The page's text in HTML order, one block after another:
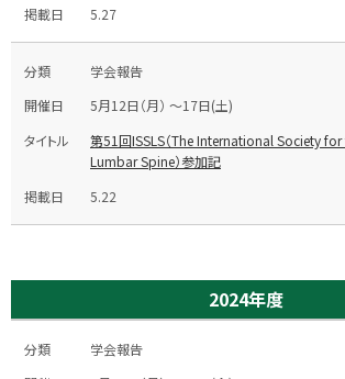
5.27
学会報告
5月12日（月） ～17日(土)
第51回ISSLS（The International Society
Lumbar Spine）参加記
5.22
2024年度
学会報告